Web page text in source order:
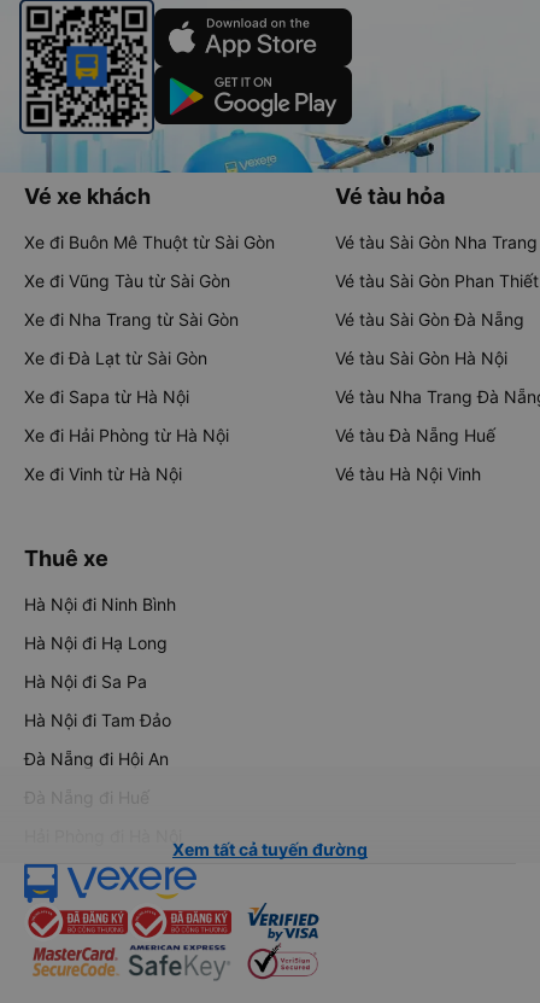
Vé xe khách
Xe đi Buôn Mê Thuột từ Sài Gòn
Xe đi Vũng Tàu từ Sài Gòn
Xe đi Nha Trang từ Sài Gòn
Xe đi Đà Lạt từ Sài Gòn
Xe đi Sapa từ Hà Nội
Xe đi Hải Phòng từ Hà Nội
Xe đi Vinh từ Hà Nội
Vé tàu hỏa
Vé tàu Sài Gòn Nha Trang
Vé tàu Sài Gòn Phan Thiết
Vé tàu Sài Gòn Đà Nẵng
Vé tàu Sài Gòn Hà Nội
Vé tàu Nha Trang Đà
Vé tàu Đà Nẵng Huế
Vé tàu Hà Nội Vinh
Thuê xe
Hà Nội đi Ninh Bình
Hà Nội đi Hạ Long
Hà Nội đi Sa Pa
Hà Nội đi Tam Đảo
Đà Nẵng đi Hội An
Đà Nẵng đi Huế
Xem tất cả tuyến đường